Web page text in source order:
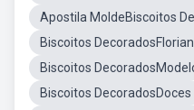
Apostila MoldeBiscoitos
Biscoitos
Biscoitos
Biscoitos DecoradosDoces